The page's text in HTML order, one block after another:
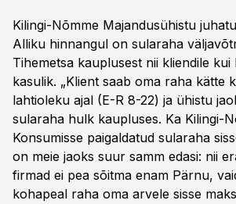
Kilingi-Nõmme Majandusühistu
Alliku hinnangul on sularaha
Tihemetsa kauplusest nii kliendile kui
kasulik. „Klient saab oma raha kätte
lahtioleku ajal (E-R 8-22) ja ühistu
sularaha hulk kaupluses. Ka Kilingi-
Konsumisse paigaldatud sularaha
on meie jaoks suur samm edasi: nii
firmad ei pea sõitma enam Pärnu,
kohapeal raha oma arvele sisse